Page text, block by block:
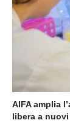
AIFA amplia
libera a